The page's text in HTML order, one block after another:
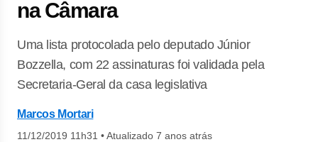
na Câmara
Uma lista protocolada pelo deputado Júnior
Bozzella, com 22 assinaturas foi validada pela
Secretaria-Geral da casa legislativa
Marcos Mortari
11/12/2019 11h31 •Atualizado 7 anos atrás